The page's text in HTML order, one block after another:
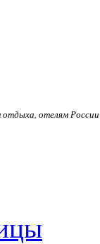
отелям